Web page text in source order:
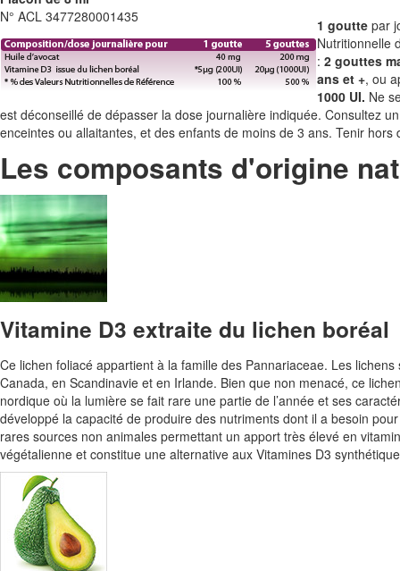
N° ACL 3477280001435
1 goutte par
Nutritionnelle
: 2 gouttes
ans et +, ou
1000 UI. Ne
est déconseillé de dépasser la dose journalière indiquée. Consultez
enceintes ou allaitantes, et des enfants de moins de 3 ans. Tenir
Les composants d'origine
Vitamine D3 extraite du lichen boréal
Ce lichen foliacé appartient à la famille des Pannariaceae. Les
Canada, en Scandinavie et en Irlande. Bien que non menacé, ce
nordique où la lumière se fait rare une partie de l’année et ses
développé la capacité de produire des nutriments dont il a besoin
rares sources non animales permettant un apport très élevé en
végétalienne et constitue une alternative aux Vitamines D3